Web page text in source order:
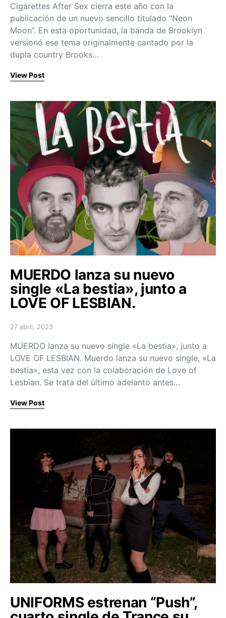
Cigarettes After Sex cierra este año con la
publicación de un nuevo sencillo titulado “Neon
Moon”. En esta oportunidad, la banda de Brooklyn
versionó ese tema originalmente cantado por la
dupla country Brooks…
View Post
MUERDO lanza su nuevo
single «La bestia», junto a
LOVE OF LESBIAN.
Posted on
27 abril, 2023
MUERDO lanza su nuevo single «La bestia», junto a
LOVE OF LESBIAN. Muerdo lanza su nuevo single, «La
bestia», esta vez con la colaboración de Love of
Lesbian. Se trata del último adelanto antes…
View Post
UNIFORMS estrenan “Push”,